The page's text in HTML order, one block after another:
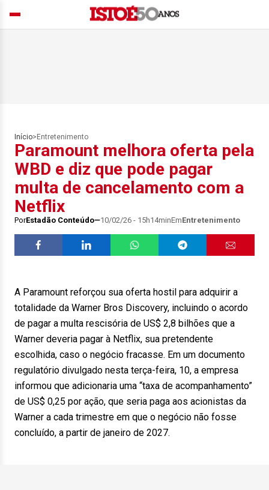
Início> Entretenimento
Paramount melhora oferta pela
WBD e diz que pode pagar
multa de cancelamento com a
Netflix
PorEstadão Conteúdo 10/02/26 - 15h14minEmEntretenimento
A Paramount reforçou sua oferta hostil para adquirir a
totalidade da Warner Bros Discovery, incluindo o acordo
de pagar a multa rescisória de US$ 2,8 bilhões que a
Warner deveria pagar à Netflix, sua pretendente
escolhida, caso o negócio fracasse. Em um documento
regulatório divulgado nesta terça-feira, 10, a empresa
informou que adicionaria uma “taxa de acompanhamento”
de US$ 0,25 por ação, que seria paga aos acionistas da
Warner a cada trimestre em que o negócio não fosse
concluído, a partir de janeiro de 2027.